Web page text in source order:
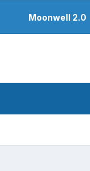
Moonwell 2.0